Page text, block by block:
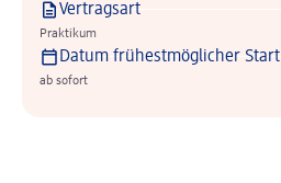
Vertragsart
Praktikum
Datum frühestmöglicher Start
ab sofort